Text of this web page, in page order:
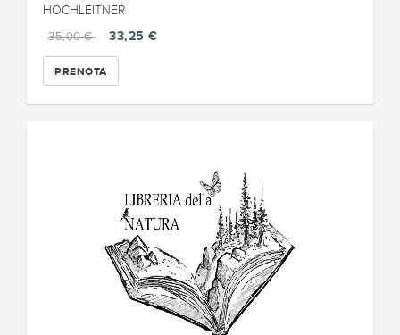
HOCHLEITNER
35,00 €
33,25 €
PRENOTA